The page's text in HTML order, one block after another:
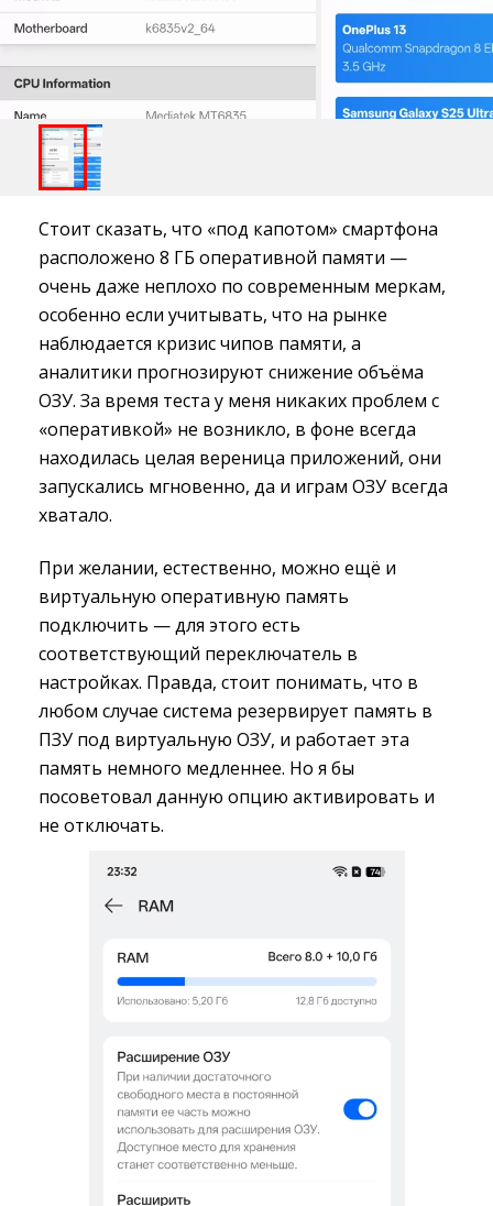
Стоит сказать, что «под капотом» смартфона
расположено 8 ГБ оперативной памяти —
очень даже неплохо по современным меркам,
особенно если учитывать, что на рынке
наблюдается кризис чипов памяти, а
аналитики прогнозируют снижение объёма
ОЗУ. За время теста у меня никаких проблем с
«оперативкой» не возникло, в фоне всегда
находилась целая вереница приложений, они
запускались мгновенно, да и играм ОЗУ всегда
хватало.
При желании, естественно, можно ещё и
виртуальную оперативную память
подключить — для этого есть
соответствующий переключатель в
настройках. Правда, стоит понимать, что в
любом случае система резервирует память в
ПЗУ под виртуальную ОЗУ, и работает эта
память немного медленнее. Но я бы
посоветовал данную опцию активировать и
не отключать.